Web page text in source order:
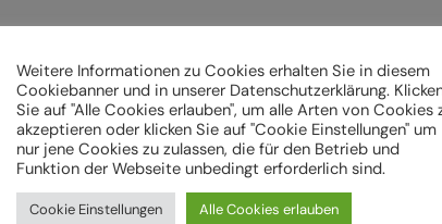
Beleuchtung,
und Pedale sowie
erfolgen.
Weitere Informationen zu Cookies erhalten Sie in diesem
Cookiebanner und in unserer Datenschutzerklärung.
Sie auf "Alle Cookies erlauben", um alle Arten von Cookies
akzeptieren oder klicken Sie auf "Cookie Einstellungen" um
nur jene Cookies zu zulassen, die für den Betrieb und
Funktion der Webseite unbedingt erforderlich sind.
Cookie Einstellungen Alle Cookies erlauben